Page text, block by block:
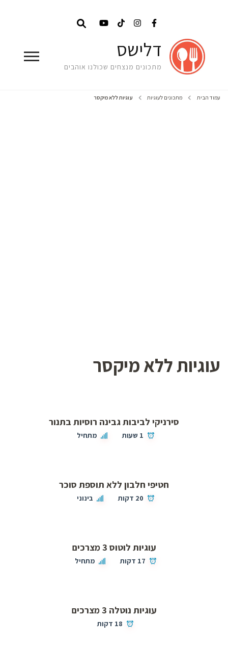
דלישס
מתכונים מנצחים שכולנו אוהבים
עמוד הבית מתכונים לעוגיות עוגיות ללא מיקסר
עוגיות ללא מיקסר
סירניקי לביבות גבינה רוסיות בתנור
1 שעות מתחיל
חטיפי חלבון ללא תוספת סוכר
20 דקות בינוני
עוגיות לוטוס 3 מצרכים
17 דקות מתחיל
עוגיות נוטלה 3 מצרכים
18 דקות